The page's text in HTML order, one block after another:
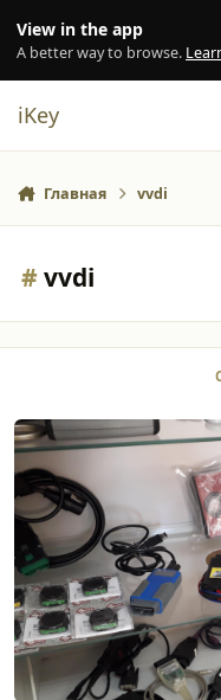
View in the app
A better way to browse.
iKey
Главная vvdi
# vvdi
Продаю программаторы,